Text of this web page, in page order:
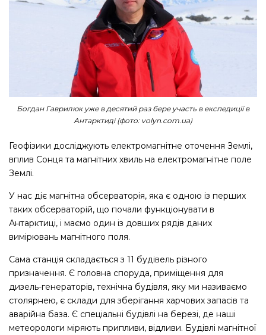
Богдан Гаврилюк уже в десятий раз бере участь в експедиції в
Антарктиді (фото: volyn.com.ua)
Геофізики досліджують електромагнітне оточення Землі,
вплив Сонця та магнітних хвиль на електромагнітне поле
Землі.
У нас діє магнітна обсерваторія, яка є одною із перших
таких обсерваторій, що почали функціонувати в
Антарктиці, і маємо один із довших рядів даних
вимірювань магнітного поля.
Сама станція складається з 11 будівель різного
призначення. Є головна споруда, приміщення для
дизель-генераторів, технічна будівля, яку ми називаємо
столярнею, є склади для зберігання харчових запасів та
аварійна база. Є спеціальні будівлі на березі, де наші
метеорологи міряють припливи, відливи. Будівлі магнітної